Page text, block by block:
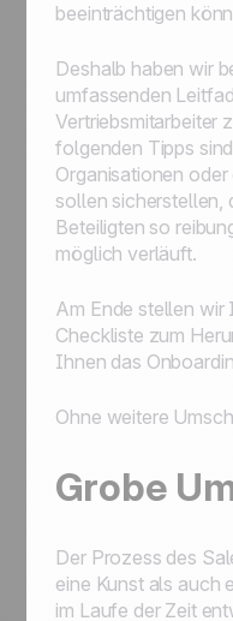
beeinträchtigen
Deshalb haben wir
umfassenden
Vertriebsmitarbeiter
folgenden Tipps
Organisationen
sollen sicherstellen,
Beteiligten so
möglich verläuft.
Am Ende stellen
Checkliste zum
Ihnen das
Ohne weitere
Grobe
Der Prozess des
eine Kunst als auch
im Laufe der Zeit